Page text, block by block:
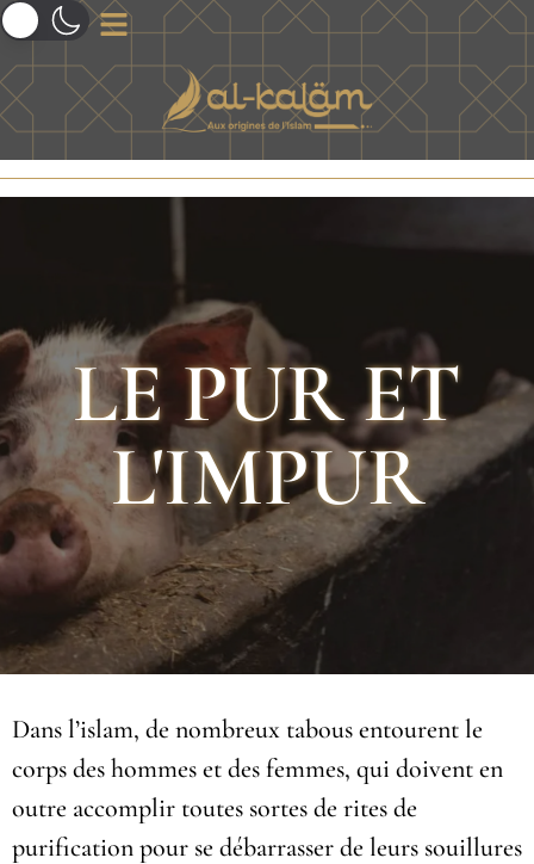
LE PUR ET
L'IMPUR
Dans l’islam, de nombreux tabous entourent le
corps des hommes et des femmes, qui doivent en
outre accomplir toutes sortes de rites de
purification pour se débarrasser de leurs souillures